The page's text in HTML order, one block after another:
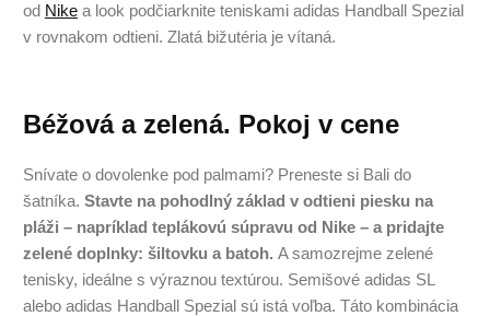
od Nikea look podčiarknite teniskami adidas Handball Spezial
v rovnakom odtieni. Zlatá bižutéria je vítaná.
Béžová a zelená. Pokoj v cene
Snívate o dovolenke pod palmami? Preneste si Bali do
šatníka. Stavte na pohodlný základ v odtieni piesku na
pláži – napríklad teplákovú súpravu od Nike – a pridajte
zelené doplnky: šiltovku a batoh. A samozrejme zelené
tenisky, ideálne s výraznou textúrou. Semišové adidas SL
alebo adidas Handball Spezial sú istá voľba. Táto kombinácia